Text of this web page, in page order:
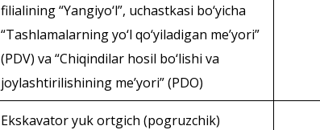
filialining “Yangiyo‘l”, uchastkasi bo‘yicha
“Tashlamalаrning yo‘l qo‘yiladigan me’yori”
(PDV) va “Chiqindilar hosil bo‘lishi va
joylashtirilishining me’yori” (PDO)
Ekskavator yuk ortgich (pogruzchik)